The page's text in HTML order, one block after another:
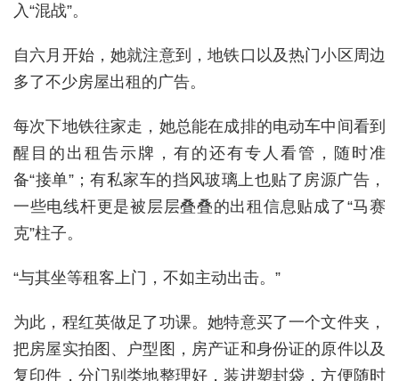
入“混战”。
自六月开始，她就注意到，地铁口以及热门小区周边
多了不少房屋出租的广告。
每次下地铁往家走，她总能在成排的电动车中间看到
醒目的出租告示牌，有的还有专人看管，随时准
备“接单”；有私家车的挡风玻璃上也贴了房源广告，
一些电线杆更是被层层叠叠的出租信息贴成了“马赛
克”柱子。
“与其坐等租客上门，不如主动出击。”
为此，程红英做足了功课。她特意买了一个文件夹，
把房屋实拍图、户型图，房产证和身份证的原件以及
复印件，分门别类地整理好，装进塑封袋，方便随时